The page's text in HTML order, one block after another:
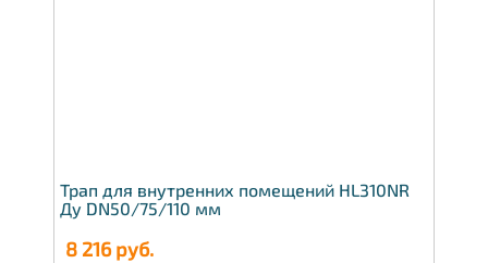
Трап для внутренних помещений HL310NR
Ду DN50/75/110 мм
8 216руб.